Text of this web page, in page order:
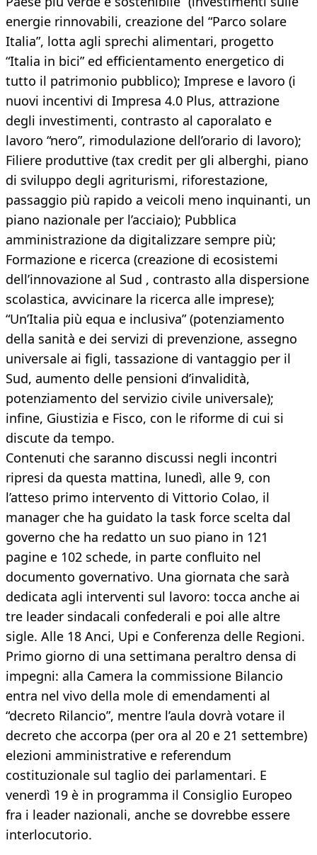
energie rinnovabili, creazione del “Parco solare
Italia”, lotta agli sprechi alimentari, progetto
“Italia in bici” ed efficientamento energetico di
tutto il patrimonio pubblico); Imprese e lavoro (i
nuovi incentivi di Impresa 4.0 Plus, attrazione
degli investimenti, contrasto al caporalato e
lavoro “nero”, rimodulazione dell’orario di lavoro);
Filiere produttive (tax credit per gli alberghi, piano
di sviluppo degli agriturismi, riforestazione,
passaggio più rapido a veicoli meno inquinanti, un
piano nazionale per l’acciaio); Pubblica
amministrazione da digitalizzare sempre più;
Formazione e ricerca (creazione di ecosistemi
dell’innovazione al Sud , contrasto alla dispersione
scolastica, avvicinare la ricerca alle imprese);
“Un’Italia più equa e inclusiva” (potenziamento
della sanità e dei servizi di prevenzione, assegno
universale ai figli, tassazione di vantaggio per il
Sud, aumento delle pensioni d’invalidità,
potenziamento del servizio civile universale);
infine, Giustizia e Fisco, con le riforme di cui si
discute da tempo.
Contenuti che saranno discussi negli incontri
ripresi da questa mattina, lunedì, alle 9, con
l’atteso primo intervento di Vittorio Colao, il
manager che ha guidato la task force scelta dal
governo che ha redatto un suo piano in 121
pagine e 102 schede, in parte confluito nel
documento governativo. Una giornata che sarà
dedicata agli interventi sul lavoro: tocca anche ai
tre leader sindacali confederali e poi alle altre
sigle. Alle 18 Anci, Upi e Conferenza delle Regioni.
Primo giorno di una settimana peraltro densa di
impegni: alla Camera la commissione Bilancio
entra nel vivo della mole di emendamenti al
“decreto Rilancio”, mentre l’aula dovrà votare il
decreto che accorpa (per ora al 20 e 21 settembre)
elezioni amministrative e referendum
costituzionale sul taglio dei parlamentari. E
venerdì 19 è in programma il Consiglio Europeo
fra i leader nazionali, anche se dovrebbe essere
interlocutorio.